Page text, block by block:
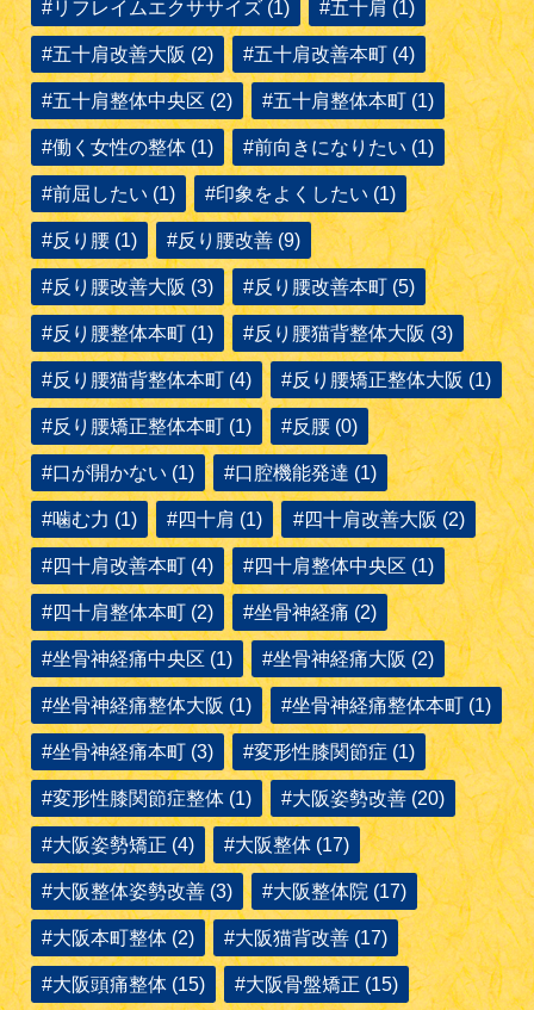
#リフレイムエクササイズ (1) #五十肩 (1)
#五十肩改善大阪 (2) #五十肩改善本町 (4)
#五十肩整体中央区 (2) #五十肩整体本町 (1)
#働く女性の整体 (1) #前向きになりたい (1)
#前屈したい (1) #印象をよくしたい (1)
#反り腰 (1) #反り腰改善 (9)
#反り腰改善大阪 (3) #反り腰改善本町 (5)
#反り腰整体本町 (1) #反り腰猫背整体大阪 (3)
#反り腰猫背整体本町 (4) #反り腰矯正整体大阪 (1)
#反り腰矯正整体本町 (1) #反腰 (0)
#口が開かない (1) #口腔機能発達 (1)
#噛む力 (1) #四十肩 (1) #四十肩改善大阪 (2)
#四十肩改善本町 (4) #四十肩整体中央区 (1)
#四十肩整体本町 (2) #坐骨神経痛 (2)
#坐骨神経痛中央区 (1) #坐骨神経痛大阪 (2)
#坐骨神経痛整体大阪 (1) #坐骨神経痛整体本町 (1)
#坐骨神経痛本町 (3) #変形性膝関節症 (1)
#変形性膝関節症整体 (1) #大阪姿勢改善 (20)
#大阪姿勢矯正 (4) #大阪整体 (17)
#大阪整体姿勢改善 (3) #大阪整体院 (17)
#大阪本町整体 (2) #大阪猫背改善 (17)
#大阪頭痛整体 (15) #大阪骨盤矯正 (15)